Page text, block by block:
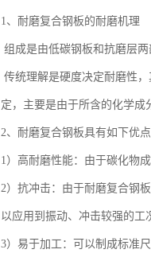
1、耐磨复合钢板的耐磨机理
组成是由低碳钢板和抗磨层
传统理解是硬度决定耐磨性
定，主要是由于所含的化学成
2、耐磨复合钢板具有如下优点
1）高耐磨性能：由于碳化物
2）抗冲击：由于耐磨复合钢
以应用到振动、冲击较强的
3）易于加工：可以制成标准